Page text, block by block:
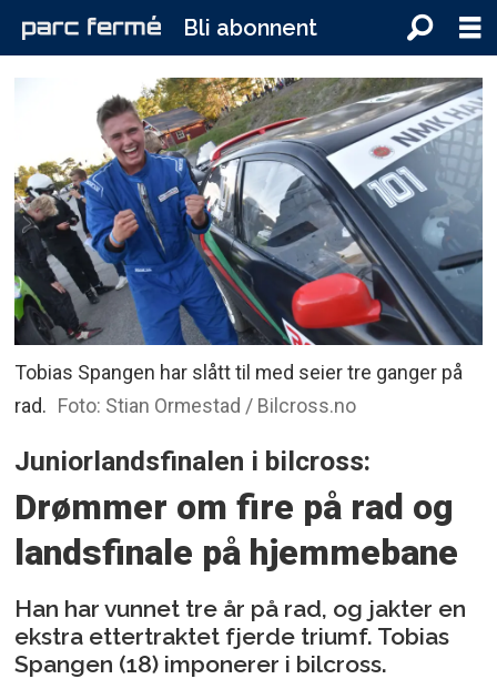
Bli abonnent
Tobias Spangen har slått til med seier tre ganger på
rad. Foto: Stian Ormestad / Bilcross.no
Juniorlandsfinalen i bilcross:
Drømmer om fire på rad og
landsfinale på hjemmebane
Han har vunnet tre år på rad, og jakter en
ekstra ettertraktet fjerde triumf. Tobias
Spangen (18) imponerer i bilcross.